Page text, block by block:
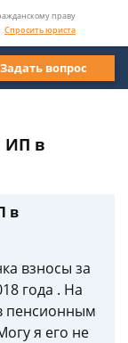
праву
Спросить юриста
Задать вопрос
ИП в
в
взносы за
года . На
пенсионным
я его не